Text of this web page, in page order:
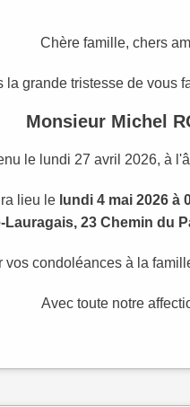
Chère famille, chers
la grande tristesse de vous
Monsieur Michel
le lundi 27 avril 2026, à
lieu le lundi 4 mai 2026 à
23 Chemin du
condoléances à la
Avec toute notre